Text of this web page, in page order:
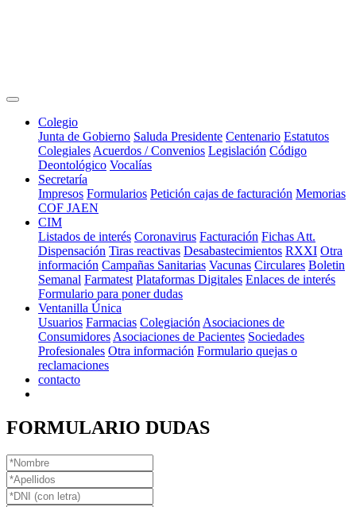
Colegio
Junta de Gobierno Saluda Presidente Centenario Estatutos
Colegiales Acuerdos / Convenios Legislación Código
Deontológico Vocalías
Secretaría
Impresos Formularios Petición cajas de facturación Memorias
COF JAEN
CIM
Listados de interés Coronavirus Facturación Fichas Att.
Dispensación Tiras reactivas Desabastecimientos RXXI Otra
información Campañas Sanitarias Vacunas Circulares Boletin
Semanal Farmatest Plataformas Digitales Enlaces de interés
Formulario para poner dudas
Ventanilla Única
Usuarios Farmacias Colegiación Asociaciones de
Consumidores Asociaciones de Pacientes Sociedades
Profesionales Otra información Formulario quejas o
reclamaciones
contacto
FORMULARIO DUDAS